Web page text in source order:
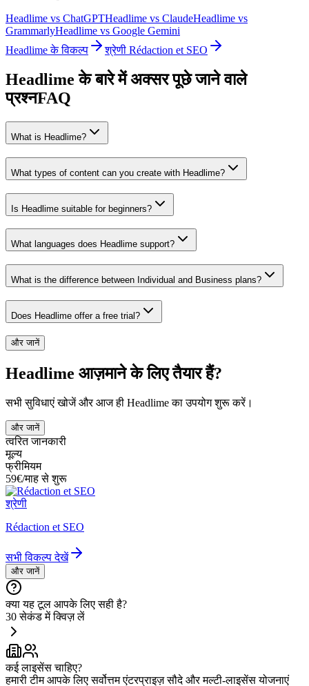
Headlime vs ChatGPTHeadlime vs ClaudeHeadlime vs
GrammarlyHeadlime vs Google Gemini
Headlime के विकल्प
श्रेणी Rédaction et SEO
Headlime के बारे में अक्सर पूछे जाने वाले
प्रश्नFAQ
What is Headlime?
What types of content can you create with Headlime?
Is Headlime suitable for beginners?
What languages does Headlime support?
What is the difference between Individual and Business plans?
Does Headlime offer a free trial?
और जानें
Headlime आज़माने के लिए तैयार हैं?
सभी सुविधाएं खोजें और आज ही Headlime का उपयोग शुरू करें।
और जानें
त्वरित जानकारी
मूल्य
फ्रीमियम
59€/माह से शुरू
श्रेणी
Rédaction et SEO
सभी विकल्प देखें
और जानें
क्या यह टूल आपके लिए सही है?
30 सेकंड में क्विज़ लें
कई लाइसेंस चाहिए?
हमारी टीम आपके लिए सर्वोत्तम एंटरप्राइज़ सौदे और मल्टी-लाइसेंस योजनाएं